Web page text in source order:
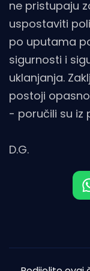
ne pristupaju
uspostaviti
po uputama
sigurnosti i
uklanjanja.
postoji
- poručili su iz
D.G.